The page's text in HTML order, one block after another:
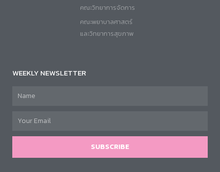
คณะวิทยาการจัดการ
คณะพยาบาลศาสตร์
และวิทยาการสุขภาพ
WEEKLY NEWSLETTER
SUBSCRIBE